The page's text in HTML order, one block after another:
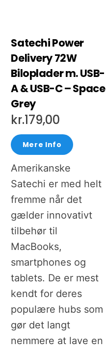
Satechi Power
Delivery 72W
Biloplader m. USB-
A & USB-C – Space
Grey
kr.179,00
Mere Info
Amerikanske
Satechi er med helt
fremme når det
gælder innovativt
tilbehør til
MacBooks,
smartphones og
tablets. De er mest
kendt for deres
populære hubs som
gør det langt
nemmere at lave en